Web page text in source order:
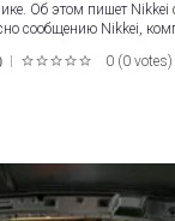
Об этом пишет Nikkei
сообщению Nikkei,
0 (0 votes)